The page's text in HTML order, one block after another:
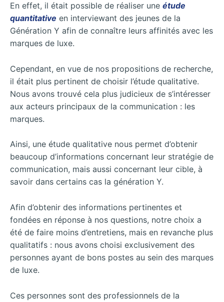
En effet, il était possible de réaliser une étude
quantitative en interviewant des jeunes de la
Génération Y afin de connaître leurs affinités avec les
marques de luxe.
Cependant, en vue de nos propositions de recherche,
il était plus pertinent de choisir l’étude qualitative.
Nous avons trouvé cela plus judicieux de s’intéresser
aux acteurs principaux de la communication : les
marques.
Ainsi, une étude qualitative nous permet d’obtenir
beaucoup d’informations concernant leur stratégie de
communication, mais aussi concernant leur cible, à
savoir dans certains cas la génération Y.
Afin d’obtenir des informations pertinentes et
fondées en réponse à nos questions, notre choix a
été de faire moins d’entretiens, mais en revanche plus
qualitatifs : nous avons choisi exclusivement des
personnes ayant de bons postes au sein des marques
de luxe.
Ces personnes sont des professionnels de la